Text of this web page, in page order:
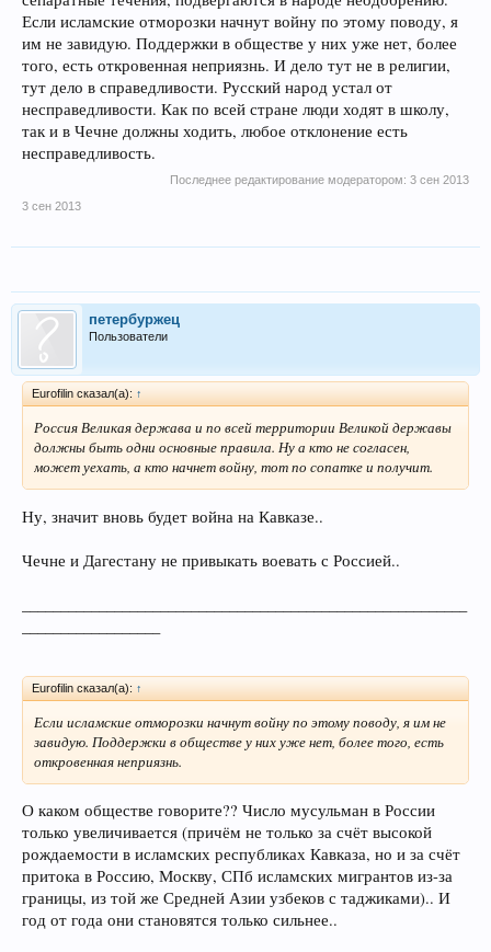
Если исламские отморозки начнут войну по этому поводу, я
им не завидую. Поддержки в обществе у них уже нет, более
того, есть откровенная неприязнь. И дело тут не в религии,
тут дело в справедливости. Русский народ устал от
несправедливости. Как по всей стране люди ходят в школу,
так и в Чечне должны ходить, любое отклонение есть
несправедливость.
Последнее редактирование модератором: 3 сен 2013
3 сен 2013
петербуржец
Пользователи
Eurofilin сказал(а): ↑
Россия Великая держава и по всей территории Великой державы
должны быть одни основные правила. Ну а кто не согласен,
может уехать, а кто начнет войну, тот по сопатке и получит.
Ну, значит вновь будет война на Кавказе..
Чечне и Дагестану не привыкать воевать с Россией..
Eurofilin сказал(а): ↑
Если исламские отморозки начнут войну по этому поводу, я им не
завидую. Поддержки в обществе у них уже нет, более того, есть
откровенная неприязнь.
О каком обществе говорите?? Число мусульман в России
только увеличивается (причём не только за счёт высокой
рождаемости в исламских республиках Кавказа, но и за счёт
притока в Россию, Москву, СПб исламских мигрантов из-за
границы, из той же Средней Азии узбеков с таджиками).. И
год от года они становятся только сильнее..